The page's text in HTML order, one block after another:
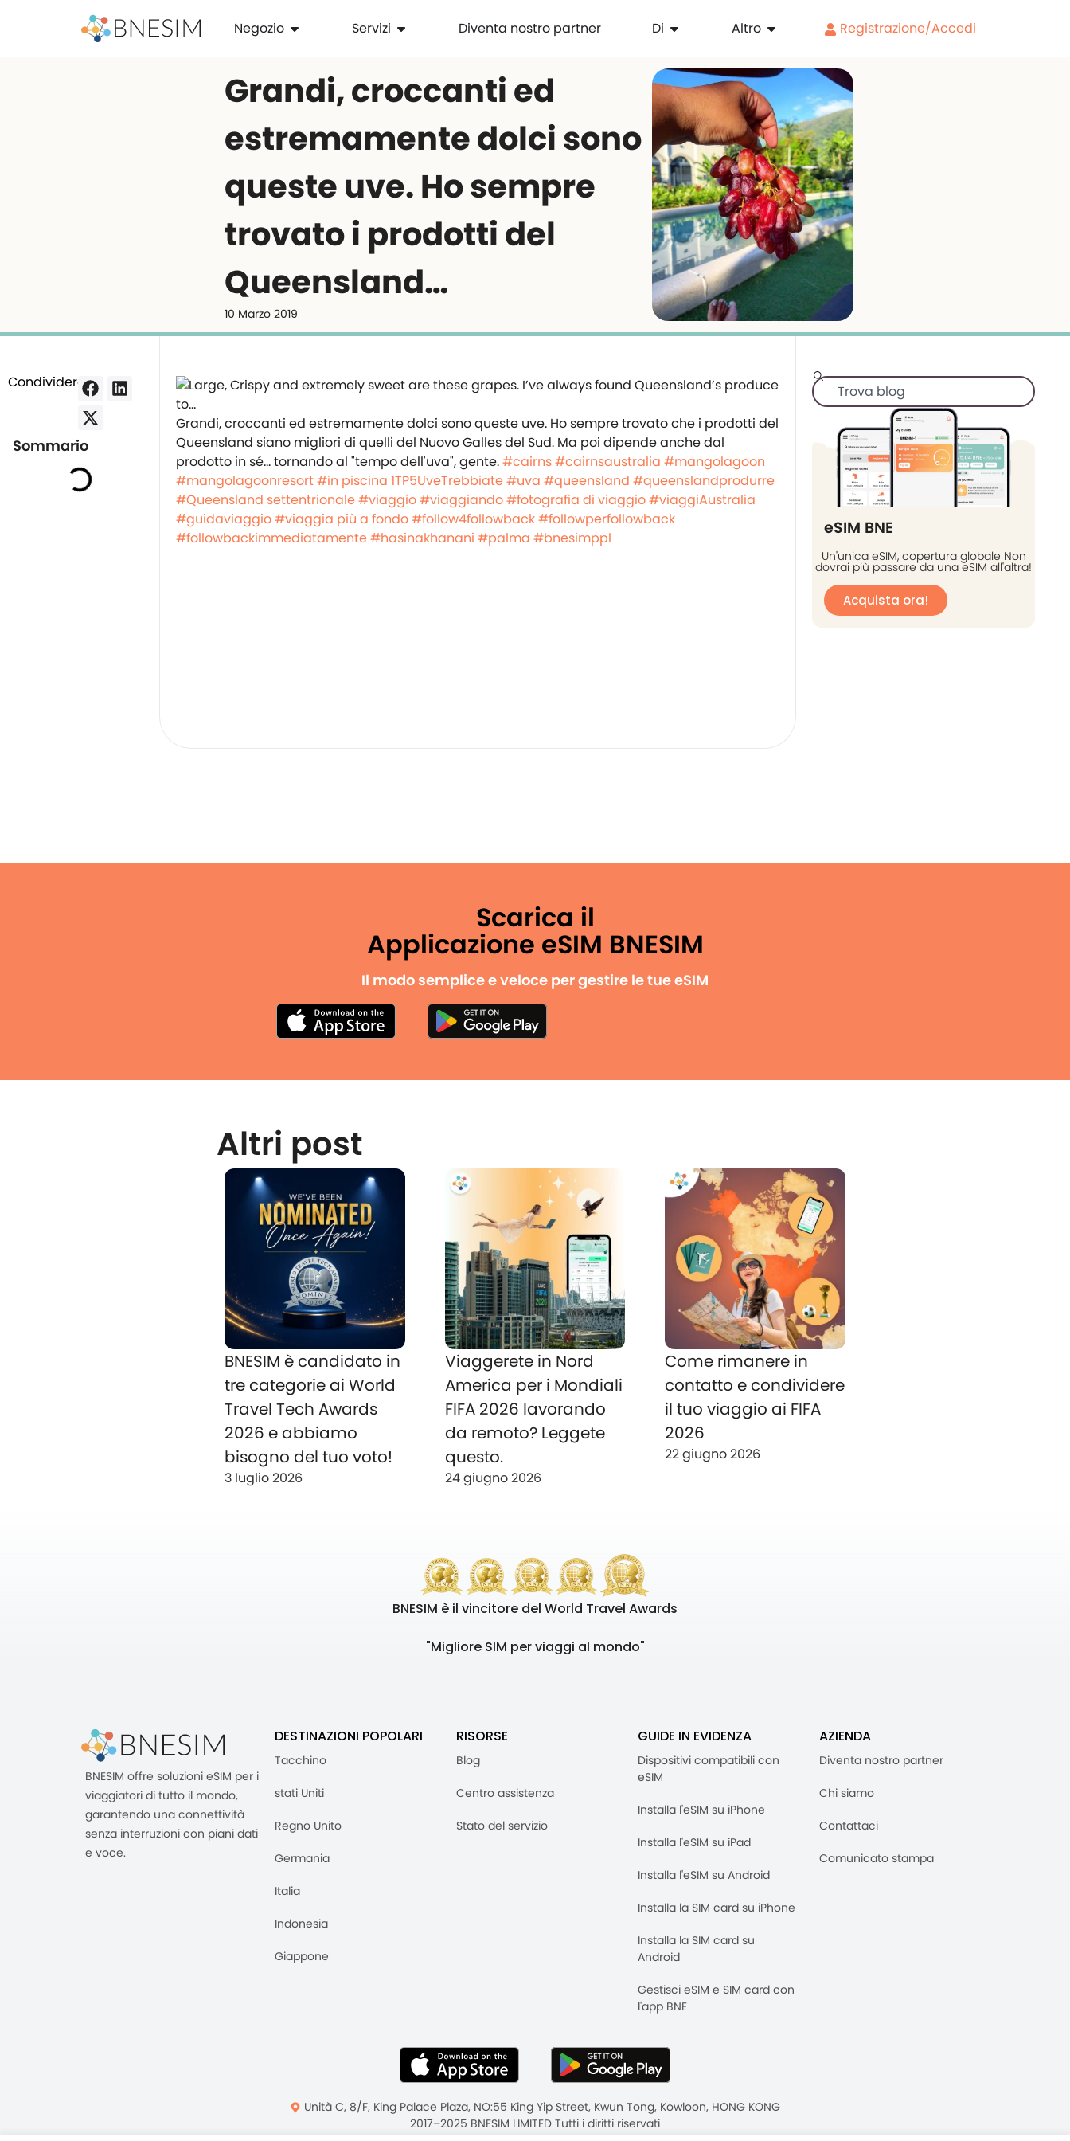
Negozio Servizi Diventa nostro partner Di Altro Registrazione/Accedi
Grandi, croccanti ed
estremamente dolci sono
queste uve. Ho sempre
trovato i prodotti del
Queensland…
10 Marzo 2019
Condividere:
Sommario
Grandi, croccanti ed estremamente dolci sono queste uve. Ho sempre trovato che i prodotti del
Queensland siano migliori di quelli del Nuovo Galles del Sud. Ma poi dipende anche dal
prodotto in sé... tornando al "tempo dell'uva", gente.#cairns#cairnsaustralia #mangolagoon
#mangolagoonresort#in piscina 1TP5UveTrebbiate#uva #queensland #queenslandprodurre
#Queensland settentrionale#viaggio#viaggiando#fotografia di viaggio#viaggiAustralia
#guidaviaggio#viaggia più a fondo#follow4followback#followperfollowback
#followbackimmediatamente#hasinakhanani #palma #bnesimppl eSIM BNE
Un'unica eSIM, copertura globale Non
dovrai più passare da una eSIM all'altra!
Acquista ora!
Scarica il
Applicazione eSIM BNESIM
Il modo semplice e veloce per gestire le tue eSIM
Altri post
BNESIM è candidato in
tre categorie ai World
Travel Tech Awards
2026 e abbiamo
bisogno del tuo voto!
3 luglio 2026
Viaggerete in Nord
America per i Mondiali
FIFA 2026 lavorando
da remoto? Leggete
questo.
24 giugno 2026
Come rimanere in
contatto e condividere
il tuo viaggio ai FIFA
2026
22 giugno 2026
BNESIM è il vincitore del World Travel Awards
"Migliore SIM per viaggi al mondo"
BNESIM offre soluzioni eSIM per i
viaggiatori di tutto il mondo,
garantendo una connettività
senza interruzioni con piani dati
e voce.
DESTINAZIONI POPOLARI
Tacchino
stati Uniti
Regno Unito
Germania
Italia
Indonesia
Giappone
RISORSE
Blog
Centro assistenza
Stato del servizio
GUIDE IN EVIDENZA
Dispositivi compatibili con
eSIM
Installa l'eSIM su iPhone
Installa l'eSIM su iPad
Installa l'eSIM su Android
Installa la SIM card su iPhone
Installa la SIM card su
Android
Gestisci eSIM e SIM card con
l'app BNE
AZIENDA
Diventa nostro partner
Chi siamo
Contattaci
Comunicato stampa
Unità C, 8/F, King Palace Plaza, NO:55 King Yip Street, Kwun Tong, Kowloon, HONG KONG
2017–2025 BNESIM LIMITED Tutti i diritti riservati